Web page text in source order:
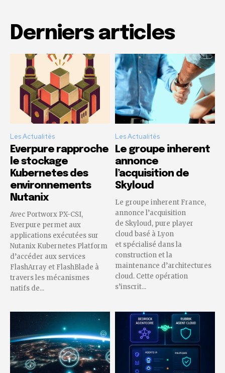
Derniers articles
Les Actualités
Everpure rapproche
le stockage
Kubernetes des
environnements
Nutanix
Avec Portworx PX-CSI,
Everpure permet aux
applications exécutées sur
Nutanix Kubernetes Platform
d’accéder aux services
FlashArray et FlashBlade à
travers les mécanismes
natifs de...
Les Actualités
Le groupe inherent
annonce
l’acquisition de
Skyloud
Le groupe inherent France,
annonce l’acquisition
de Skyloud, pure player
cloud basé à Lyon
et spécialisé dans la
construction et la
maintenance d’architectures
cloud. Cette opération
s’inscrit...